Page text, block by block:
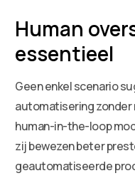
Human
essentieel
Geen enkel scenario
automatisering
human-in-the-loop
zij bewezen beter
geautomatiseerde